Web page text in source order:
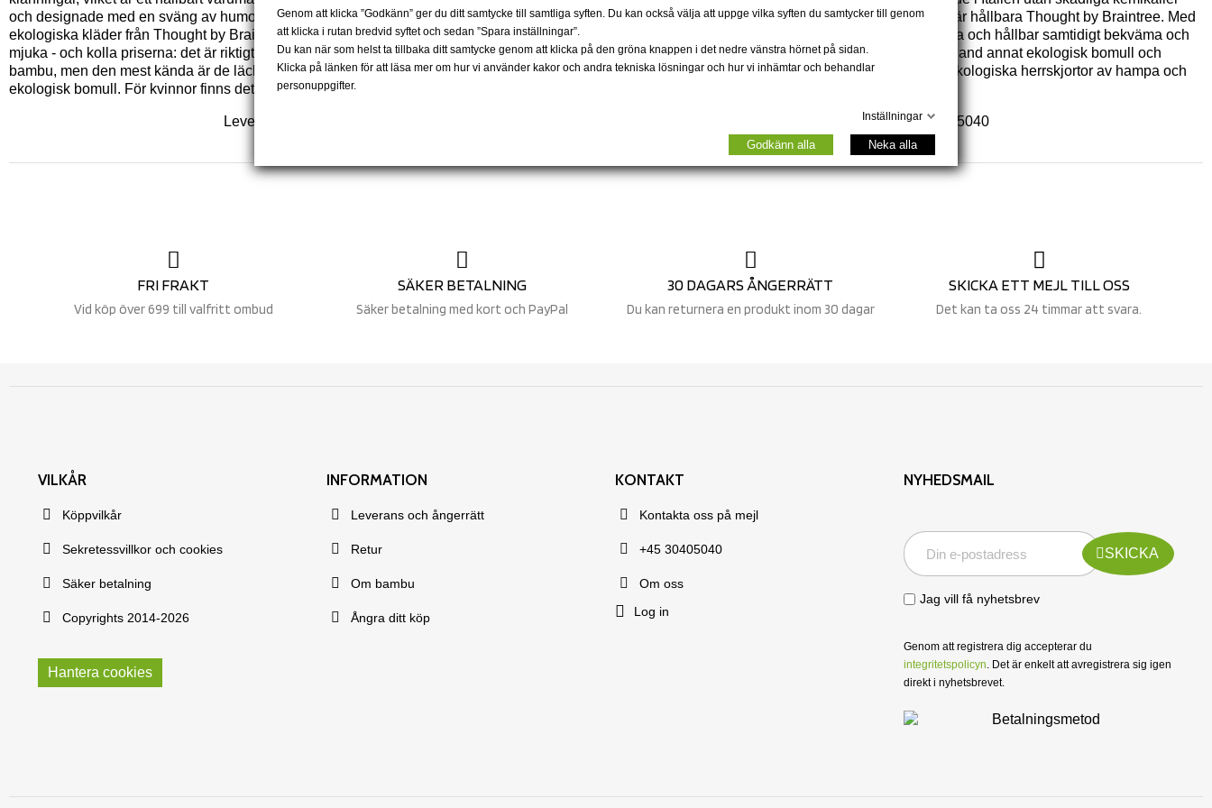
och designade med en sväng av humor i Danmark. Klänningarna kännetecknas av vintage och retro, samt i up-to-date-material. Ett annat varumärke är hållbara Thought by Braintree. Med
ekologiska kläder från Thought by Braintree i London kan du skona miljön OCH klä dig snyggt. Kläderna från Thought by Braintree är både ekologiska och hållbar samtidigt bekväma och
mjuka - och kolla priserna: det är riktigt billigt när man förstår att det är ekologiska kläder! Thought by Braintree gör T-shirt, leggings och klänningar i bland annat ekologisk bomull och
bambu, men den mest kända är de läckra och fotvårdande bambustrumpor. Strumporna finns både för kvinnor och män, där även männen älskar de ekologiska herrskjortor av hampa och
ekologisk bomull. För kvinnor finns det också ekologiska kläder från tyska Tranquillo, som bland annat gör läckra GOTS-certifierade jerseykläder.
Leverans 2-4 dagar | 30 dagar returrätt | Fri frakt v. 699 | Holiday Modesaloner© | www.holidaymode.se© | +45 30405040
FRI FRAKT
Vid köp över 699 till valfritt ombud
SÄKER BETALNING
Säker betalning med kort och PayPal
30 DAGARS ÅNGERRÄTT
Du kan returnera en produkt inom 30 dagar
SKICKA ETT MEJL TILL OSS
Det kan ta oss 24 timmar att svara.
VILKÅR
Köppvilkår
Sekretessvillkor och cookies
Säker betalning
Copyrights 2014-2026
Hantera cookies
INFORMATION
Leverans och ångerrätt
Retur
Om bambu
Ångra ditt köp
KONTAKT
Kontakta oss på mejl
+45 30405040
Om oss
Log in
NYHEDSMAIL
SKICKA
Jag vill få nyhetsbrev
Genom att registrera dig accepterar du
integritetspolicyn. Det är enkelt att avregistrera sig igen
direkt i nyhetsbrevet.
Genom att klicka ”Godkänn” ger du ditt samtycke till samtliga syften. Du kan också välja att uppge vilka syften du samtycker till genom
att klicka i rutan bredvid syftet och sedan ”Spara inställningar”.
Du kan när som helst ta tillbaka ditt samtycke genom att klicka på den gröna knappen i det nedre vänstra hörnet på sidan.
Klicka på länken för att läsa mer om hur vi använder kakor och andra tekniska lösningar och hur vi inhämtar och behandlar
personuppgifter.
Inställningar
Godkänn alla Neka alla